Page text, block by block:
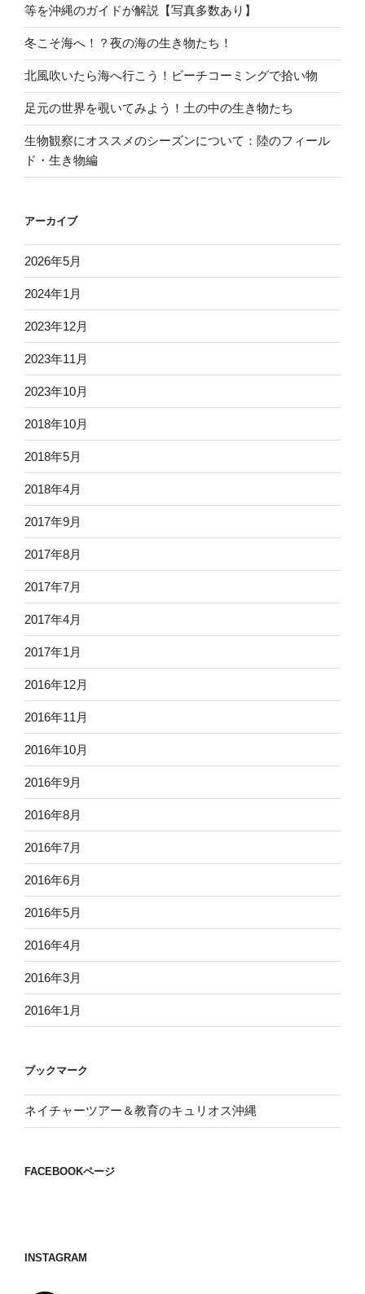
等を沖縄のガイドが解説【写真多数あり】
冬こそ海へ！？夜の海の生き物たち！
北風吹いたら海へ行こう！ビーチコーミングで拾い物
足元の世界を覗いてみよう！土の中の生き物たち
生物観察にオススメのシーズンについて：陸のフィール
ド・生き物編
アーカイブ
2026年5月
2024年1月
2023年12月
2023年11月
2023年10月
2018年10月
2018年5月
2018年4月
2017年9月
2017年8月
2017年7月
2017年4月
2017年1月
2016年12月
2016年11月
2016年10月
2016年9月
2016年8月
2016年7月
2016年6月
2016年5月
2016年4月
2016年3月
2016年1月
ブックマーク
ネイチャーツアー＆教育のキュリオス沖縄
FACEBOOKページ
INSTAGRAM